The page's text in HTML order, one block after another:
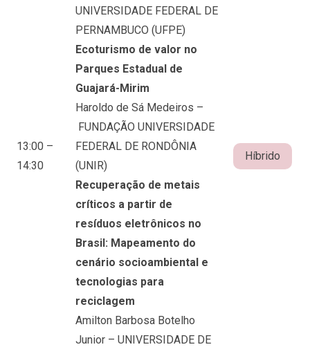
13:00 –
14:30
UNIVERSIDADE FEDERAL DE
PERNAMBUCO (UFPE)
Ecoturismo de valor no
Parques Estadual de
Guajará-Mirim
Haroldo de Sá Medeiros –
FUNDAÇÃO UNIVERSIDADE
FEDERAL DE RONDÔNIA
(UNIR)
Recuperação de metais
críticos a partir de
resíduos eletrônicos no
Brasil: Mapeamento do
cenário socioambiental e
tecnologias para
reciclagem
Amilton Barbosa Botelho
Junior – UNIVERSIDADE DE
Híbrido